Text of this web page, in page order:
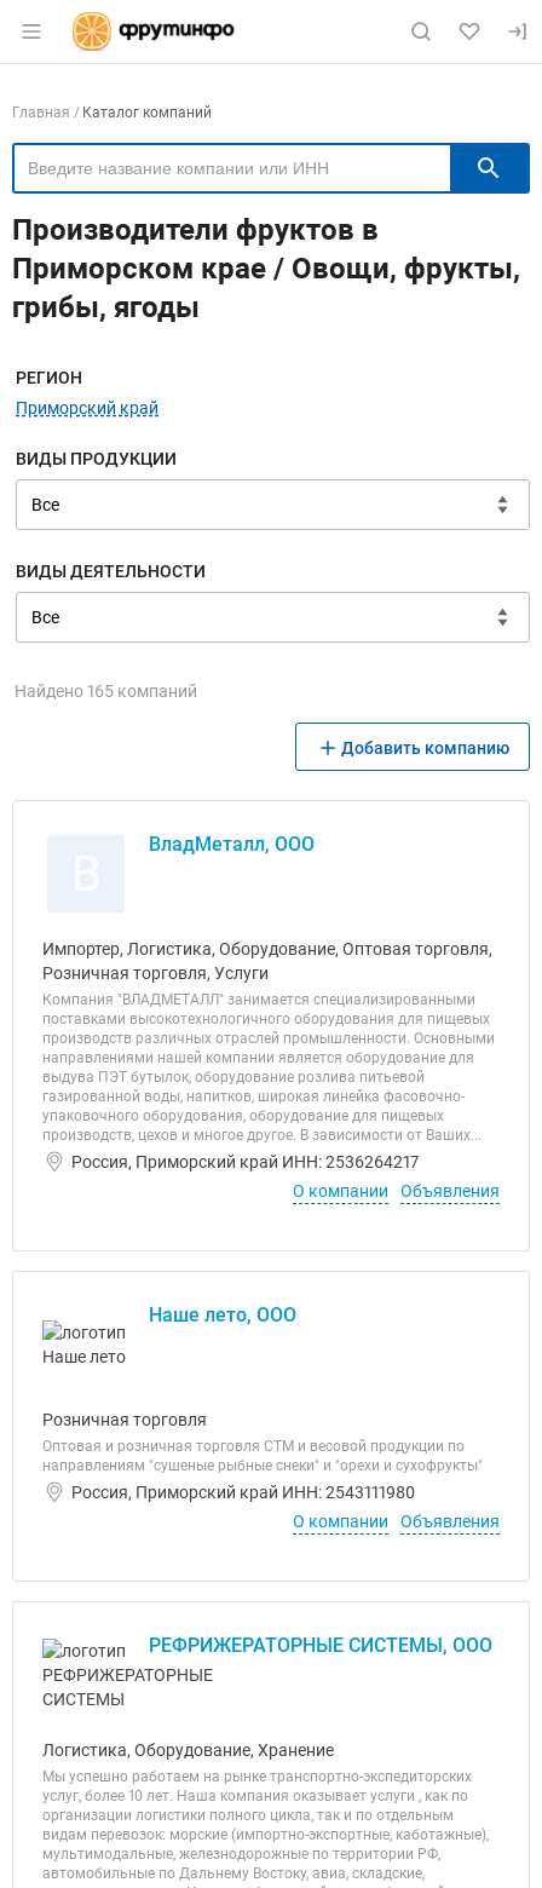
Раздел навигации по сайту fruitinfo.ru
Навигация по компаниям
Главная Каталог компаний
Производители фруктов в
Приморском крае / Овощи, фрукты,
грибы, ягоды
Меню навигации
РЕГИОН
Приморский край
ВИДЫ ПРОДУКЦИИ
ВИДЫ ДЕЯТЕЛЬНОСТИ
Найдено 165 компаний
Добавить компанию
ВладМеталл, ООО
Импортер, Логистика, Оборудование, Оптовая торговля,
Розничная торговля, Услуги
Компания "ВЛАДМЕТАЛЛ" занимается специализированными
поставками высокотехнологичного оборудования для пищевых
производств различных отраслей промышленности. Основными
направлениями нашей компании является оборудование для
выдува ПЭТ бутылок, оборудование розлива питьевой
газированной воды, напитков, широкая линейка фасовочно-
упаковочного оборудования, оборудование для пищевых
производств, цехов и многое другое. В зависимости от Ваших...
Россия, Приморский край ИНН: 2536264217
О компании
Объявления
Наше лето, ООО
Розничная торговля
Оптовая и розничная торговля СТМ и весовой продукции по
направлениям "сушеные рыбные снеки" и "орехи и сухофрукты"
Россия, Приморский край ИНН: 2543111980
О компании
Объявления
РЕФРИЖЕРАТОРНЫЕ СИСТЕМЫ, ООО
Логистика, Оборудование, Хранение
Мы успешно работаем на рынке транспортно-экспедиторских
услуг, более 10 лет. Наша компания оказывает услуги , как по
организации логистики полного цикла, так и по отдельным
видам перевозок: морские (импортно-экспортные, каботажные),
мультимодальные, железнодорожные по территории РФ,
автомобильные по Дальнему Востоку, авиа, складские,